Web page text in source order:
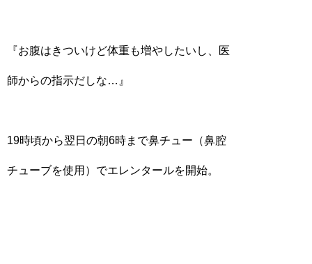
『お腹はきついけど体重も増やしたいし、医
師からの指示だしな…』
19時頃から翌日の朝6時まで鼻チュー（鼻腔
チューブを使用）でエレンタールを開始。